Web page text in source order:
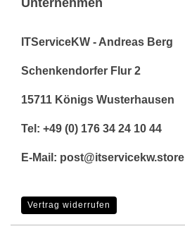
Unternehmen
ITServiceKW - Andreas Berg
Schenkendorfer Flur 2
15711 Königs Wusterhausen
Tel: +49 (0) 176 34 24 10 44
E-Mail: post@itservicekw.store
Vertrag widerrufen